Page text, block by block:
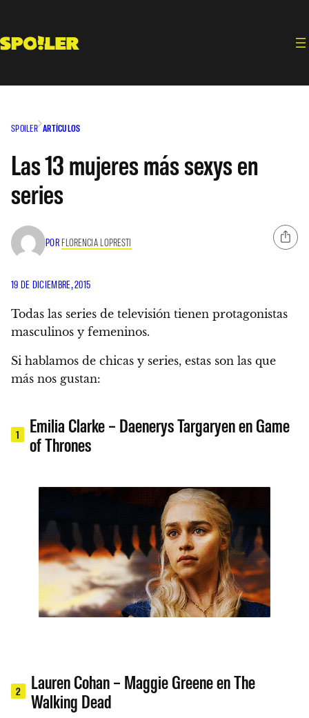
contenido
SPOILER ARTÍCULOS
Las 13 mujeres más sexys en
series
POR FLORENCIA LOPRESTI
19 DE DICIEMBRE, 2015
Todas las series de televisión tienen protagonistas
masculinos y femeninos.
Si hablamos de chicas y series, estas son las que
más nos gustan:
1
Emilia Clarke – Daenerys Targaryen en Game
of Thrones
2
Lauren Cohan – Maggie Greene en The
Walking Dead